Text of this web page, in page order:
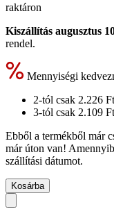
raktáron
Kiszállítás augusztus
rendel.
Mennyiségi
2-tól csak 2.226 Ft
3-tól csak 2.109 Ft
Ebből a termékből már
már úton van!
szállítási dátumot.
Kosárba